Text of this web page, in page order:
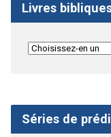
Livres
Séries de